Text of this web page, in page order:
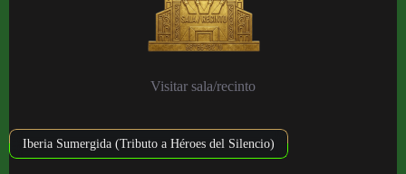
Visitar sala/recinto
Iberia Sumergida (Tributo a Héroes del Silencio)